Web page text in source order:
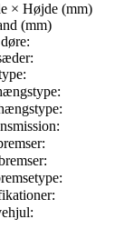
× Højde (mm)
(mm)